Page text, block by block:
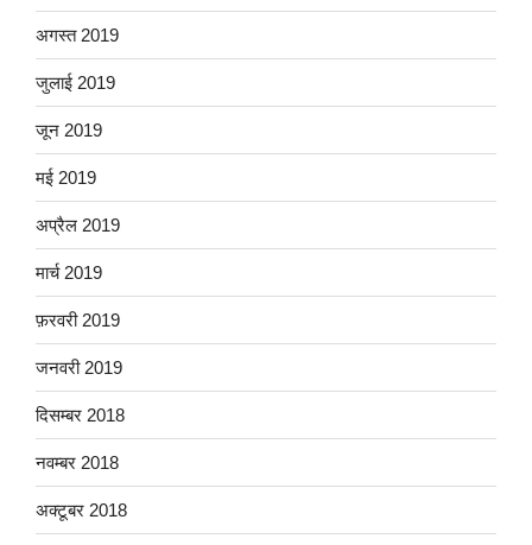
अगस्त 2019
जुलाई 2019
जून 2019
मई 2019
अप्रैल 2019
मार्च 2019
फ़रवरी 2019
जनवरी 2019
दिसम्बर 2018
नवम्बर 2018
अक्टूबर 2018